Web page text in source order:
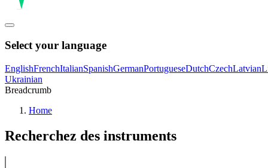
Select your language
EnglishFrenchItalianSpanishGermanPortugueseDutchCzechLatvian
Ukrainian
Breadcrumb
Home
Recherchez des instruments